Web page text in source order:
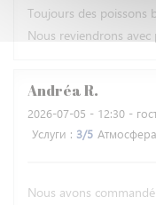
Toujours des poissons
Nous reviendrons avec
AndréaR
2026-07-05 - 12:30 -
Услуги : 3/5 Атмосфера
Nous avons